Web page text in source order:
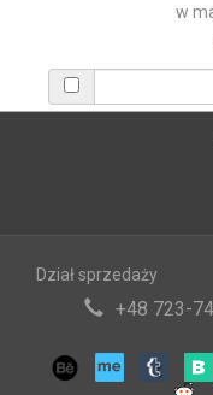
w
Dział sprzedaży
+48 723-